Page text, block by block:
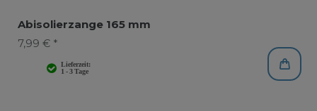
Abisolierzange 165 mm
7,99 € *